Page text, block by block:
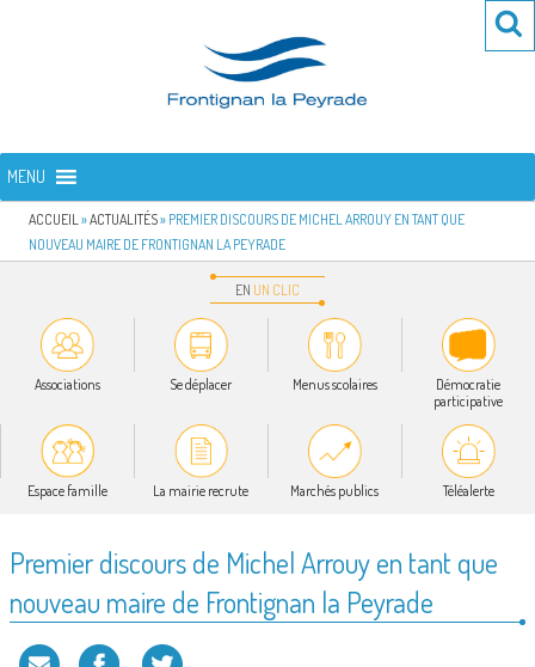
FRONTIGNAN LA PEYRADE
MENU
ACCUEIL »ACTUALITÉS» PREMIER DISCOURS DE MICHEL ARROUY EN TANT QUE
NOUVEAU MAIRE DE FRONTIGNAN LA PEYRADE
EN UN CLIC
Associations Se déplacer Menus scolaires
Démocratie
participative
Espace famille La mairie recrute Marchés publics Téléalerte
Premier discours de Michel Arrouy en tant que
nouveau maire de Frontignan la Peyrade